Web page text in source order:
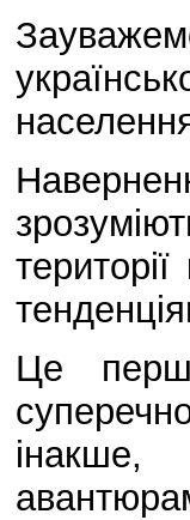
Це перш
інакше,